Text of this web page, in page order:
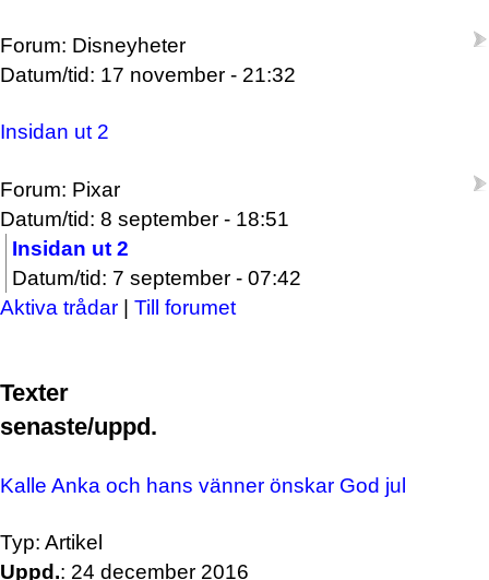
Forum: Disneyheter
Datum/tid: 17 november - 21:32
Insidan ut 2
Forum: Pixar
Datum/tid: 8 september - 18:51
Insidan ut 2
Datum/tid: 7 september - 07:42
Aktiva trådar | Till forumet
Texter
senaste/uppd.
Kalle Anka och hans vänner önskar God jul
Typ: Artikel
Uppd.: 24 december 2016